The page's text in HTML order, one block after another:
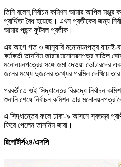
তিনি বলেন,নির্বাচন কমিশন আমার আপিল মঞ্জুর
প্রার্থিতা বৈধ হয়েছে। এখন প্রতীকের জন্য
আমার পছন্দ ফুটবল প্রতীক।
এর আগে গত ৩ জানুয়ারি মনোনয়নপত্র যাচাই-
কর্মকর্তা তাসনিম জারার মনোনয়নপত্র বাতিল
মনোনয়নপত্রের সঙ্গে জমা দেওয়া ভোটারদের
জনের মধ্যে দুজনের তথ্যের গরমিল দেখিয়ে তার
পরবর্তীতে ওই সিদ্ধান্তের বিরুদ্ধে নির্বাচন
শুনানি শেষে নির্বাচন কমিশন তার মনোনয়নপত্র
এ সিদ্ধান্তের ফলে ঢাকা-৯ আসনে স্বতন্ত্র
ফিরে পেলেন তাসনিম জারা।
রিপোর্টার্স২৪/এসসি